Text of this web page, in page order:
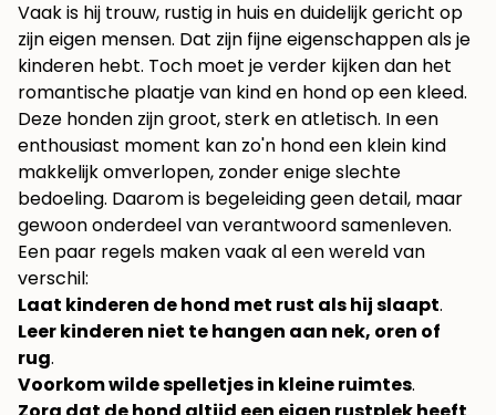
Vaak is hij trouw, rustig in huis en duidelijk gericht op
zijn eigen mensen. Dat zijn fijne eigenschappen als je
kinderen hebt. Toch moet je verder kijken dan het
romantische plaatje van kind en hond op een kleed.
Deze honden zijn groot, sterk en atletisch. In een
enthousiast moment kan zo'n hond een klein kind
makkelijk omverlopen, zonder enige slechte
bedoeling. Daarom is begeleiding geen detail, maar
gewoon onderdeel van verantwoord samenleven.
Een paar regels maken vaak al een wereld van
verschil:
Laat kinderen de hond met rust als hij slaapt.
Leer kinderen niet te hangen aan nek, oren of
rug.
Voorkom wilde spelletjes in kleine ruimtes.